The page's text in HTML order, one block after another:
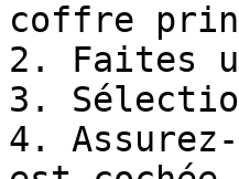
coffre
2. Faites
3.
4.